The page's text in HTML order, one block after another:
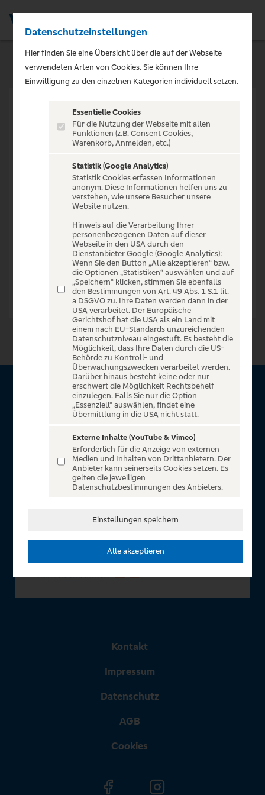
VERANSTALTUNG NICHT
GEFUNDEN
Zur Startseite
Über VR Entertain
für alle Kunden der Volksbanken Raiffeisenbanken. Auf
unserem einzigartigen Portal finden Sie Tickets für
atemberaubende Konzerte, Musicals und Shows, die
Fußball-Bundesliga sowie die Champions League und die
In Zusammenarbeit mit
Kontakt
Impressum
Datenschutz
AGB
Cookies
Datenschutzeinstellungen
Hier finden Sie eine Übersicht über die auf der Webseite
verwendeten Arten von Cookies. Sie können Ihre
Einwilligung zu den einzelnen Kategorien individuell setzen.
Essentielle Cookies
Für die Nutzung der Webseite mit allen
Funktionen (z.B. Consent Cookies,
Warenkorb, Anmelden, etc.)
Statistik (Google Analytics)
Statistik Cookies erfassen Informationen
anonym. Diese Informationen helfen uns zu
verstehen, wie unsere Besucher unsere
Website nutzen.
Hinweis auf die Verarbeitung Ihrer
personenbezogenen Daten auf dieser
Webseite in den USA durch den
Dienstanbieter Google (Google Analytics):
Wenn Sie den Button „Alle akzeptieren“ bzw.
die Optionen „Statistiken“ auswählen und auf
„Speichern“ klicken, stimmen Sie ebenfalls
den Bestimmungen von Art. 49 Abs. 1 S.1 lit.
a DSGVO zu. Ihre Daten werden dann in der
USA verarbeitet. Der Europäische
Gerichtshof hat die USA als ein Land mit
einem nach EU-Standards unzureichenden
Datenschutzniveau eingestuft. Es besteht die
Möglichkeit, dass Ihre Daten durch die US-
Behörde zu Kontroll- und
Überwachungszwecken verarbeitet werden.
Darüber hinaus besteht keine oder nur
erschwert die Möglichkeit Rechtsbehelf
einzulegen. Falls Sie nur die Option
„Essenziell“ auswählen, findet eine
Übermittlung in die USA nicht statt.
Externe Inhalte (YouTube & Vimeo)
Erforderlich für die Anzeige von externen
Medien und Inhalten von Drittanbietern. Der
Anbieter kann seinerseits Cookies setzen. Es
gelten die jeweiligen
Datenschutzbestimmungen des Anbieters.
Einstellungen speichern
Alle akzeptieren